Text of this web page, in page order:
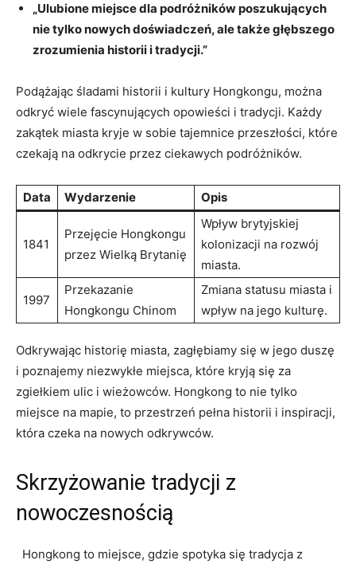
„Ulubione miejsce dla podróżników poszukujących⁣
nie tylko nowych doświadczeń, ale także głębszego
zrozumienia historii i tradycji.”
Podążając śladami historii i kultury Hongkongu, można
odkryć wiele fascynujących opowieści i⁣ tradycji. Każdy⁣
zakątek​ miasta kryje w sobie tajemnice przeszłości, które
czekają na‍ odkrycie przez ciekawych‌ podróżników.
Data Wydarzenie Opis
1841
Przejęcie ‍Hongkongu
⁢przez Wielką ‌Brytanię
Wpływ ‌brytyjskiej
kolonizacji na rozwój
miasta.
1997
Przekazanie⁢
Hongkongu ⁤Chinom
Zmiana statusu miasta‍ i⁤
wpływ‍ na jego​ kulturę.
Odkrywając historię ⁢miasta,​ zagłębiamy się w jego duszę
⁣i poznajemy niezwykłe miejsca, które kryją się za
zgiełkiem ulic i wieżowców. Hongkong to nie tylko
‌miejsce na mapie,‍ to przestrzeń pełna ‍historii i inspiracji,
która⁣ czeka‍ na nowych‍ odkrywców.
Skrzyżowanie tradycji ⁤z‌
nowoczesnością
⁤ ‍⁤ Hongkong ‌to miejsce, ‍gdzie spotyka ‍się tradycja ‍z